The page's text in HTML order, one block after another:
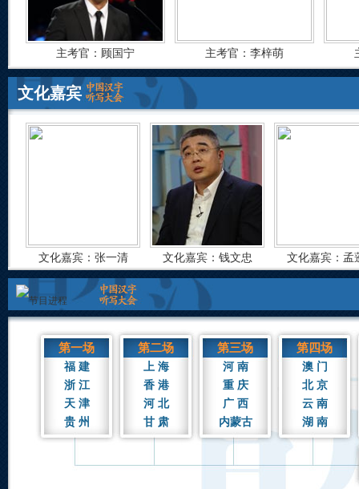
主考官：顾国宁 主考官：李梓萌
文化嘉宾
文化嘉宾：张一清 文化嘉宾：钱文忠 文化嘉宾：孟
第一场
福 建
浙 江
天 津
贵 州
第二场
上 海
香 港
河 北
甘 肃
第三场
河 南
重 庆
广 西
内蒙古
第四场
澳 门
北 京
云 南
湖 南